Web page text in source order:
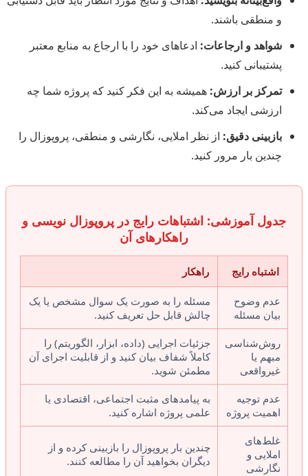
و منطقی باشند.
شواهد و ارجاعات: ادعاهای خود را با ارجاع به منابع معتبر
پشتیبانی کنید.
تمرکز بر ارزش: همیشه به این فکر کنید که پروژه شما چه
ارزشی ایجاد می‌کند.
بازبینی دقیق: از نظر املایی، نگارشی و منطقی، پروپوزال را
چندین بار مرور کنید.
جدول آموزشی: اشتباهات رایج در پروپوزال نویسی و
راهکارهای آن
اشتباه رایج راهکار
عدم وضوح
بیان مسئله
مسئله را به صورت یک سوال مشخص یا یک
چالش قابل حل تعریف کنید.
روش‌شناسی
مبهم یا
غیرواقعی
جزئیات اجرایی (داده، ابزار، الگوریتم) را
کاملاً شفاف بیان کنید و از قابلیت اجرای آن
مطمئن شوید.
عدم توجیه
اهمیت پروژه
به پیامدهای مثبت اجتماعی، اقتصادی یا
علمی پروژه اشاره کنید.
غلط‌های
املایی و
نگارشی
چندین بار پروپوزال را بازبینی کرده و از
دیگران بخواهید آن را مطالعه کنند.